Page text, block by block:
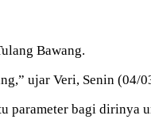
Bawang.
ujar Veri, Senin (04/
parameter bagi dirinya